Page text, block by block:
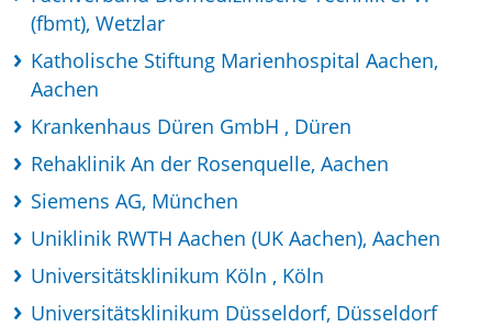
(fbmt), Wetzlar
Katholische Stiftung Marienhospital Aachen,
Aachen
Krankenhaus Düren GmbH , Düren
Rehaklinik An der Rosenquelle, Aachen
Siemens AG, München
Uniklinik RWTH Aachen (UK Aachen), Aachen
Universitätsklinikum Köln , Köln
Universitätsklinikum Düsseldorf, Düsseldorf